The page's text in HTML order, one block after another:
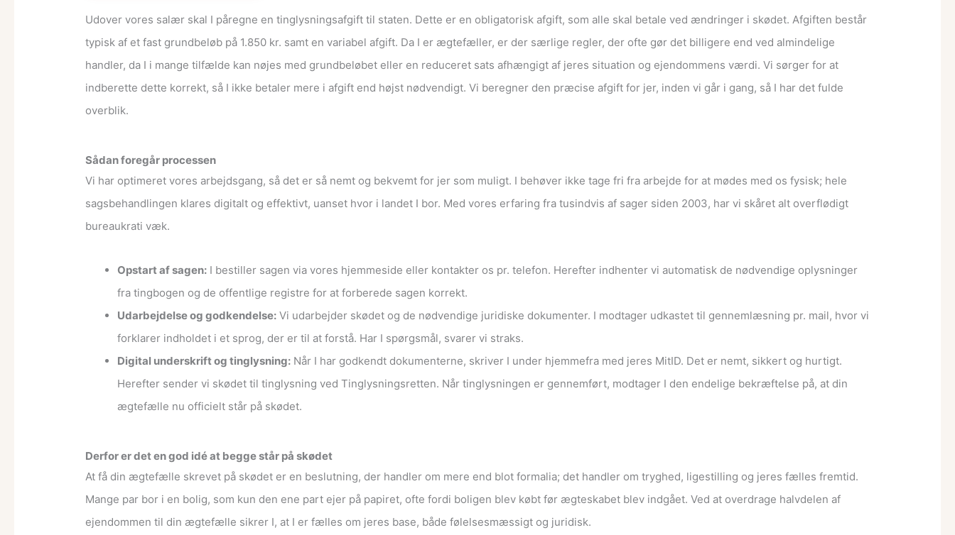
Udover vores salær skal I påregne en tinglysningsafgift til staten. Dette er en obligatorisk afgift, som alle skal betale ved ændringer i skødet. Afgiften består
typisk af et fast grundbeløb på 1.850 kr. samt en variabel afgift. Da I er ægtefæller, er der særlige regler, der ofte gør det billigere end ved almindelige
handler, da I i mange tilfælde kan nøjes med grundbeløbet eller en reduceret sats afhængigt af jeres situation og ejendommens værdi. Vi sørger for at
indberette dette korrekt, så I ikke betaler mere i afgift end højst nødvendigt. Vi beregner den præcise afgift for jer, inden vi går i gang, så I har det fulde
overblik.
Sådan foregår processen
Vi har optimeret vores arbejdsgang, så det er så nemt og bekvemt for jer som muligt. I behøver ikke tage fri fra arbejde for at mødes med os fysisk; hele
sagsbehandlingen klares digitalt og effektivt, uanset hvor i landet I bor. Med vores erfaring fra tusindvis af sager siden 2003, har vi skåret alt overflødigt
bureaukrati væk.
Opstart af sagen: I bestiller sagen via vores hjemmeside eller kontakter os pr. telefon. Herefter indhenter vi automatisk de nødvendige oplysninger
fra tingbogen og de offentlige registre for at forberede sagen korrekt.
Udarbejdelse og godkendelse: Vi udarbejder skødet og de nødvendige juridiske dokumenter. I modtager udkastet til gennemlæsning pr. mail, hvor vi
forklarer indholdet i et sprog, der er til at forstå. Har I spørgsmål, svarer vi straks.
Digital underskrift og tinglysning: Når I har godkendt dokumenterne, skriver I under hjemmefra med jeres MitID. Det er nemt, sikkert og hurtigt.
Herefter sender vi skødet til tinglysning ved Tinglysningsretten. Når tinglysningen er gennemført, modtager I den endelige bekræftelse på, at din
ægtefælle nu officielt står på skødet.
Derfor er det en god idé at begge står på skødet
At få din ægtefælle skrevet på skødet er en beslutning, der handler om mere end blot formalia; det handler om tryghed, ligestilling og jeres fælles fremtid.
Mange par bor i en bolig, som kun den ene part ejer på papiret, ofte fordi boligen blev købt før ægteskabet blev indgået. Ved at overdrage halvdelen af
ejendommen til din ægtefælle sikrer I, at I er fælles om jeres base, både følelsesmæssigt og juridisk.